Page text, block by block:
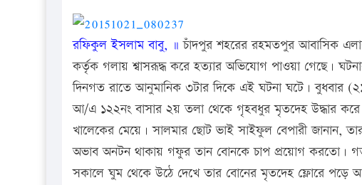
রফিকুল ইসলাম বাবু, ॥ চাঁদপুর শহরের রহমতপুর আবাসিক
কর্তৃক গলায় শ্বাসরূদ্ধ করে হত্যার অভিযোগ পাওয়া গেছে।
দিনগত রাতে আনুমানিক ৩টার দিকে এই ঘটনা ঘটে। বুধবার
আ/এ ১২২নং বাসার ২য় তলা থেকে গৃহবধুর মৃতদেহ উদ্ধার করে
খালেকের মেয়ে। সালমার ছোট ভাই সাইফুল বেপারী জানান,
অভাব অনটন থাকায় গফুর তান বোনকে চাপ প্রয়োগ করতো।
সকালে ঘুম থেকে উঠে দেখে তার বোনের মৃতদেহ ফ্লোরে পড়ে